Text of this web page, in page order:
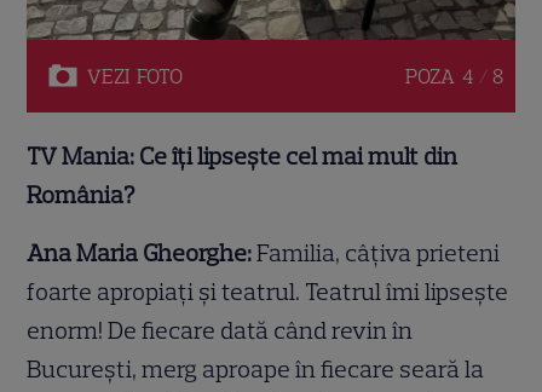
VEZI FOTO POZA 4 / 8
TV Mania: Ce îți lipsește cel mai mult din
România?
Ana Maria Gheorghe:Familia, câțiva prieteni
foarte apropiați și teatrul. Teatrul îmi lipsește
enorm! De fiecare dată când revin în
București, merg aproape în fiecare seară la